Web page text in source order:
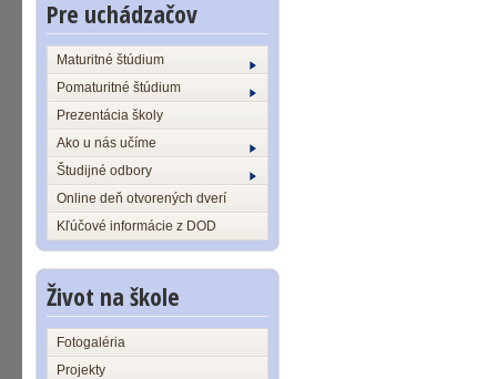
Pre uchádzačov
Maturitné štúdium
Pomaturitné štúdium
Prezentácia školy
Ako u nás učíme
Študijné odbory
Online deň otvorených dverí
Kľúčové informácie z DOD
Život na škole
Fotogaléria
Projekty